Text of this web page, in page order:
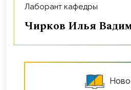
Лаборант кафедры
Чирков Илья